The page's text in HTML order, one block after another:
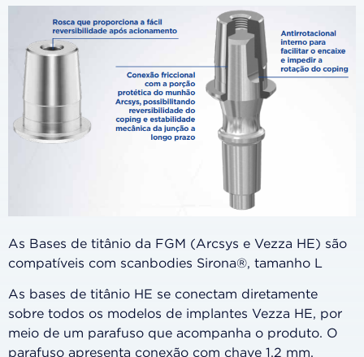
As Bases de titânio da FGM (Arcsys e Vezza HE) são
compatíveis com scanbodies Sirona®, tamanho L
As bases de titânio HE se conectam diretamente
sobre todos os modelos de implantes Vezza HE, por
meio de um parafuso que acompanha o produto. O
parafuso apresenta conexão com chave 1.2 mm,